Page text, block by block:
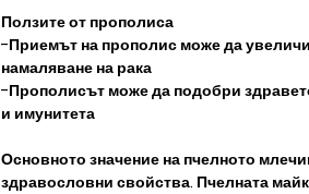
Ползите от прополиса
-Приемът на прополис може да
намаляване на рака
-Прополисът може да подобри
и имунитета
Основното значение на пчелното
здравословни свойства. Пчелната